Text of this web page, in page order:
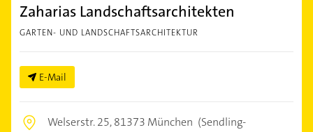
Zaharias Landschaftsarchitekten
GARTEN- UND LANDSCHAFTSARCHITEKTUR
E-Mail
Welserstr. 25,81373 München (Sendling-